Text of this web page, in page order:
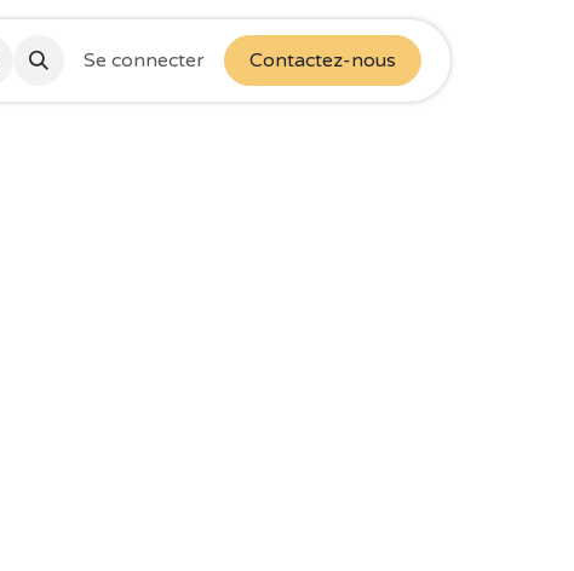
Se connecter Contactez-nous